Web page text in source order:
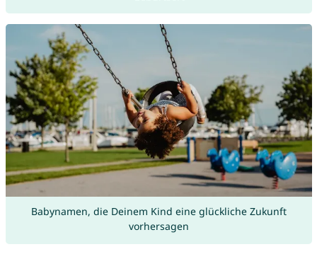
Babynamen, die Deinem Kind eine glückliche Zukunft
vorhersagen